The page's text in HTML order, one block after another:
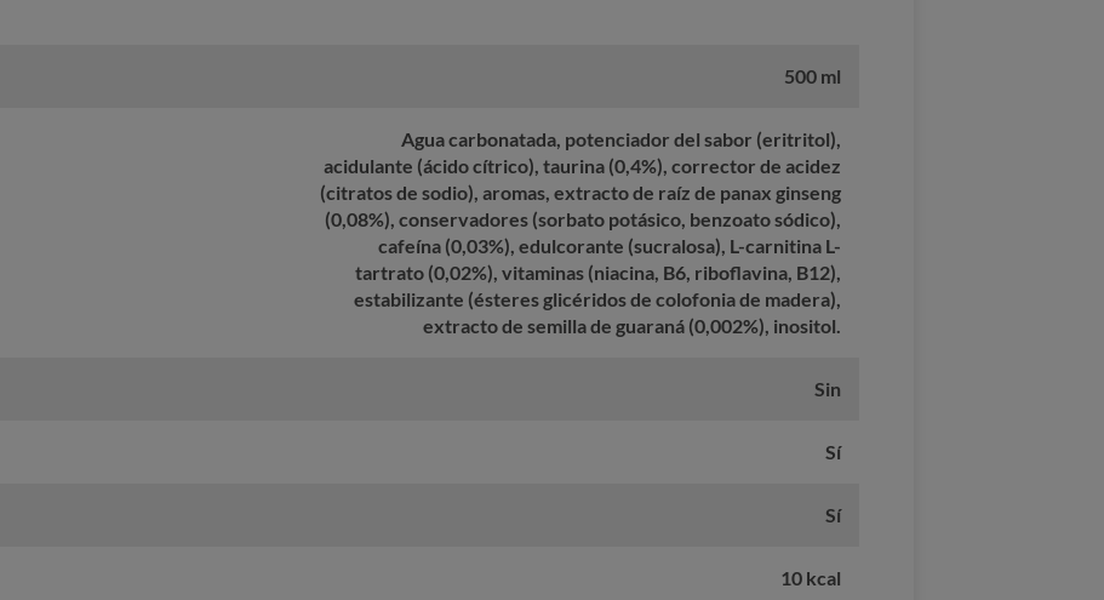
500 ml
Agua carbonatada, potenciador del sabor (eritritol),
acidulante (ácido cítrico), taurina (0,4%), corrector de acidez
(citratos de sodio), aromas, extracto de raíz de panax ginseng
(0,08%), conservadores (sorbato potásico, benzoato sódico),
cafeína (0,03%), edulcorante (sucralosa), L-carnitina L-
tartrato (0,02%), vitaminas (niacina, B6, riboflavina, B12),
estabilizante (ésteres glicéridos de colofonia de madera),
extracto de semilla de guaraná (0,002%), inositol.
Sin
Sí
Sí
10 kcal